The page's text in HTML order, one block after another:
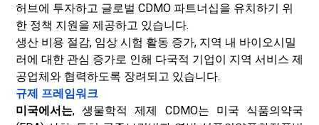
허브에 투자하고 글로벌 CDMO 파트너십을 유치하기 위
한 정책 지원을 제공하고 있습니다.
생산 비용 절감, 임상 시험 활동 증가, 지역 내 바이오시밀
러에 대한 관심 증가로 인해 다국적 기업이 지역 서비스 제
공업체와 협력하도록 장려되고 있습니다.
규제 프레임워크
미국에서는, 생물학적 제제 CDMO는 미국 식품의약국